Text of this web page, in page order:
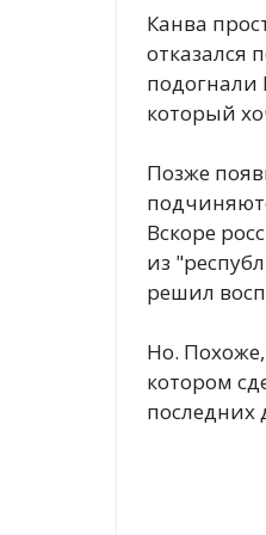
Канва
отказался
подогнали
который
Позже
Вскоре
из
решил
Но.
котором
последних